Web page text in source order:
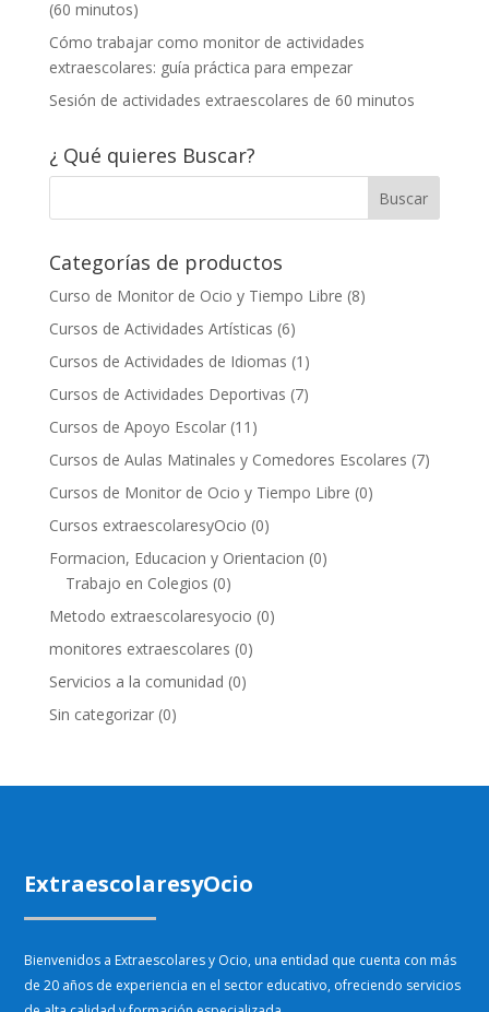
(60 minutos)
Cómo trabajar como monitor de actividades
extraescolares: guía práctica para empezar
Sesión de actividades extraescolares de 60 minutos
¿ Qué quieres Buscar?
Categorías de productos
Curso de Monitor de Ocio y Tiempo Libre (8)
Cursos de Actividades Artísticas (6)
Cursos de Actividades de Idiomas (1)
Cursos de Actividades Deportivas (7)
Cursos de Apoyo Escolar (11)
Cursos de Aulas Matinales y Comedores Escolares (7)
Cursos de Monitor de Ocio y Tiempo Libre (0)
Cursos extraescolaresyOcio (0)
Formacion, Educacion y Orientacion (0)
Trabajo en Colegios (0)
Metodo extraescolaresyocio (0)
monitores extraescolares (0)
Servicios a la comunidad (0)
Sin categorizar (0)
ExtraescolaresyOcio
Bienvenidos a Extraescolares y Ocio, una entidad que cuenta con más
de 20 años de experiencia en el sector educativo, ofreciendo servicios